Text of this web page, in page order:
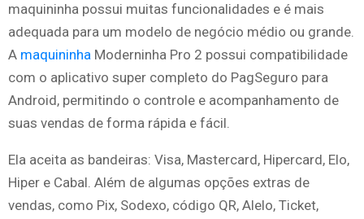
maquininha possui muitas funcionalidades e é mais
adequada para um modelo de negócio médio ou grande.
A maquininha Moderninha Pro 2 possui compatibilidade
com o aplicativo super completo do PagSeguro para
Android, permitindo o controle e acompanhamento de
suas vendas de forma rápida e fácil.
Ela aceita as bandeiras: Visa, Mastercard, Hipercard, Elo,
Hiper e Cabal. Além de algumas opções extras de
vendas, como Pix, Sodexo, código QR, Alelo, Ticket,